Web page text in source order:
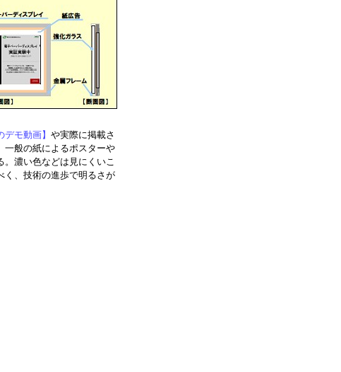
モ動画】 や実際に掲載さ
一般の紙によるポスターや
濃い色などは見にくいこ
く、技術の進歩で明るさが